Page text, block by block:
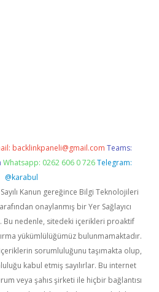
backlinkpaneli@gmail.com Teams:
Whatsapp: 0262 606 0 726 Telegram:
@karabul
Kanun gereğince Bilgi Teknolojileri
onaylanmış bir Yer Sağlayıcı
Bu nedenle, sitedeki içerikleri proaktif
yükümlülüğümüz bulunmamaktadır.
sorumluluğunu taşımakta olup,
kabul etmiş sayılırlar. Bu internet
veya şahıs şirketi ile hiçbir bağlantısı